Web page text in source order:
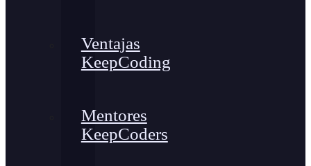
Ventajas
KeepCoding
Mentores
KeepCoders